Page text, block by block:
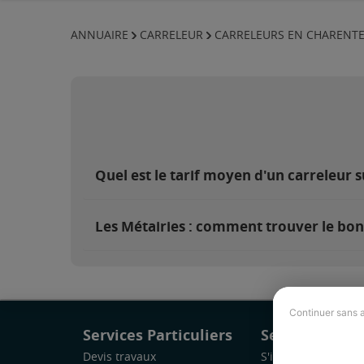
Continuer sans
ANNUAIRE CARRELEUR CARRELEURS EN CHARENTE
Quel est le tarif moyen d'un carreleur
Les Métairies : comment trouver le
Services Particuliers
Devis travaux
Services Pro
S'inscrire